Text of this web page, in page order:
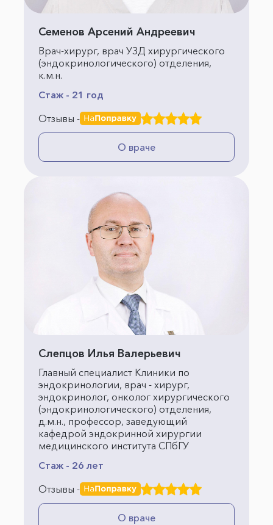
Семенов Арсений Андреевич
Врач-хирург, врач УЗД хирургического
(эндокринологического) отделения,
к.м.н.
Стаж - 21 год
Отзывы -
О враче
Слепцов Илья Валерьевич
Главный специалист Клиники по
эндокринологии, врач - хирург,
эндокринолог, онколог хирургического
(эндокринологического) отделения,
д.м.н., профессор, заведующий
кафедрой эндокринной хирургии
медицинского института СПбГУ
Стаж - 26 лет
Отзывы -
О враче